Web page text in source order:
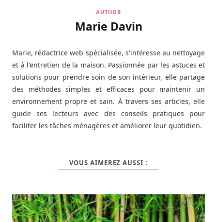
Marie Davin
Marie, rédactrice web spécialisée, s'intéresse au nettoyage
et à l'entretien de la maison. Passionnée par les astuces et
solutions pour prendre soin de son intérieur, elle partage
des méthodes simples et efficaces pour maintenir un
environnement propre et sain. À travers ses articles, elle
guide ses lecteurs avec des conseils pratiques pour
faciliter les tâches ménagères et améliorer leur quotidien.
VOUS AIMEREZ AUSSI :